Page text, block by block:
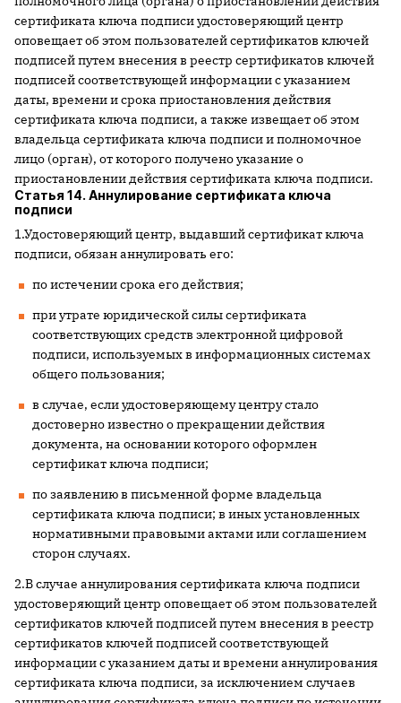
сертификата ключа подписи удостоверяющий центр
оповещает об этом пользователей сертификатов ключей
подписей путем внесения в реестр сертификатов ключей
подписей соответствующей информации с указанием
даты, времени и срока приостановления действия
сертификата ключа подписи, а также извещает об этом
владельца сертификата ключа подписи и полномочное
лицо (орган), от которого получено указание о
приостановлении действия сертификата ключа подписи.
Статья 14. Аннулирование сертификата ключа
подписи
1.Удостоверяющий центр, выдавший сертификат ключа
подписи, обязан аннулировать его:
по истечении срока его действия;
при утрате юридической силы сертификата
соответствующих средств электронной цифровой
подписи, используемых в информационных системах
общего пользования;
в случае, если удостоверяющему центру стало
достоверно известно о прекращении действия
документа, на основании которого оформлен
сертификат ключа подписи;
по заявлению в письменной форме владельца
сертификата ключа подписи; в иных установленных
нормативными правовыми актами или соглашением
сторон случаях.
2.В случае аннулирования сертификата ключа подписи
удостоверяющий центр оповещает об этом пользователей
сертификатов ключей подписей путем внесения в реестр
сертификатов ключей подписей соответствующей
информации с указанием даты и времени аннулирования
сертификата ключа подписи, за исключением случаев